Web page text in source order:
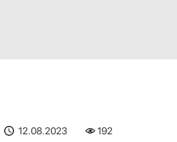
12.08.2023 192